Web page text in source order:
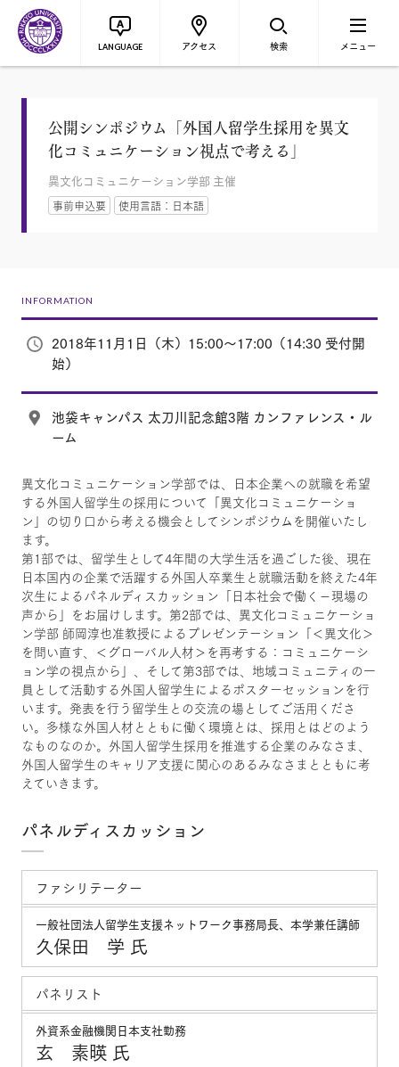
LANGUAGE アクセス 検索 メニュー
公開シンポジウム「外国人留学生採用を異文
化コミュニケーション視点で考える」
異文化コミュニケーション学部 主催
事前申込要
使用言語：日本語
INFORMATION
2018年11月1日（木）15:00～17:00（14:30 受付開
始）
池袋キャンパス 太刀川記念館3階 カンファレンス・ル
ーム
異文化コミュニケーション学部では、日本企業への就職を希望
する外国人留学生の採用について「異文化コミュニケーショ
ン」の切り口から考える機会としてシンポジウムを開催いたし
ます。
第1部では、留学生として4年間の大学生活を過ごした後、現在
日本国内の企業で活躍する外国人卒業生と就職活動を終えた4年
次生によるパネルディスカッション「日本社会で働く－現場の
声から」をお届けします。第2部では、異文化コミュニケーショ
ン学部 師岡淳也准教授によるプレゼンテーション「＜異文化＞
を問い直す、＜グローバル人材＞を再考する：コミュニケーシ
ョン学の視点から」、そして第3部では、地域コミュニティの一
員として活動する外国人留学生によるポスターセッションを行
います。発表を行う留学生との交流の場としてご活用くださ
い。多様な外国人材とともに働く環境とは、採用とはどのよう
なものなのか。外国人留学生採用を推進する企業のみなさま、
外国人留学生のキャリア支援に関心のあるみなさまとともに考
えていきます。
パネルディスカッション
ファシリテーター
一般社団法人留学生支援ネットワーク事務局長、本学兼任講師
久保田 学 氏
パネリスト
外資系金融機関日本支社勤務
玄 素暎 氏